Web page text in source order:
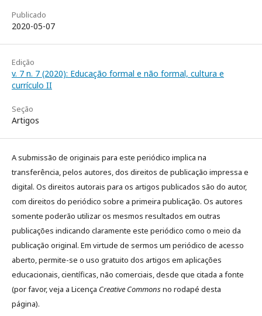
Publicado
2020-05-07
Edição
v. 7 n. 7 (2020): Educação formal e não formal, cultura e
currículo II
Seção
Artigos
A submissão de originais para este periódico implica na
transferência, pelos autores, dos direitos de publicação impressa e
digital. Os direitos autorais para os artigos publicados são do autor,
com direitos do periódico sobre a primeira publicação. Os autores
somente poderão utilizar os mesmos resultados em outras
publicações indicando claramente este periódico como o meio da
publicação original. Em virtude de sermos um periódico de acesso
aberto, permite-se o uso gratuito dos artigos em aplicações
educacionais, científicas, não comerciais, desde que citada a fonte
(por favor, veja a Licença Creative Commonsno rodapé desta
página).